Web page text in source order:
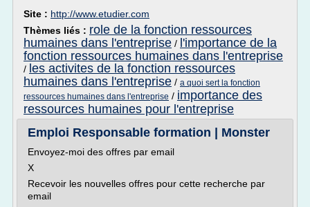
Site : http://www.etudier.com
Thèmes liés : role de la fonction ressources
humaines dans l'entreprise / l'importance de la
fonction ressources humaines dans l'entreprise
/ les activites de la fonction ressources
humaines dans l'entreprise / a quoi sert la fonction
ressources humaines dans l'entreprise / importance des
ressources humaines pour l'entreprise
Emploi Responsable formation | Monster
Envoyez-moi des offres par email
X
Recevoir les nouvelles offres pour cette recherche par
email